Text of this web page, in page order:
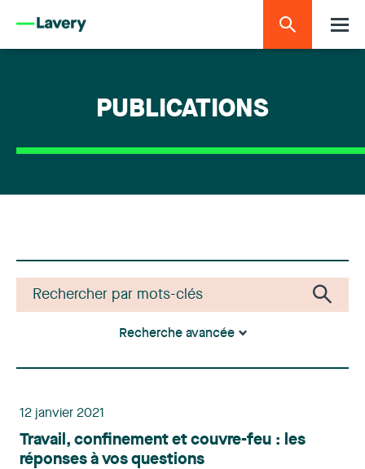
PUBLICATIONS
Recherche avancée
12 janvier 2021
Travail, confinement et couvre-feu : les
réponses à vos questions